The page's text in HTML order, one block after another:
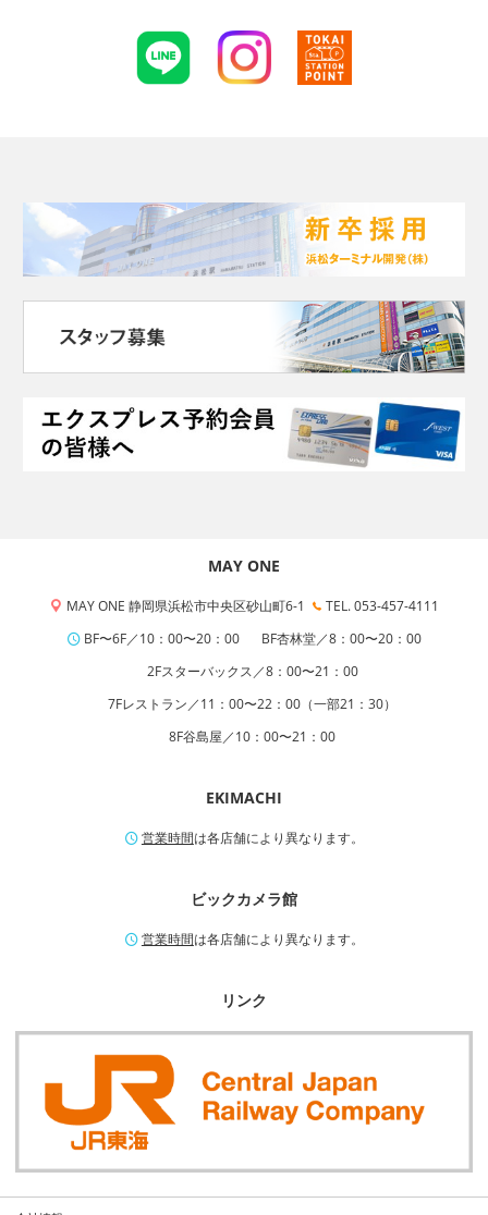
MAY ONE
MAY ONE 静岡県浜松市中央区砂山町6-1
TEL. 053-457-4111
BF〜6F／10：00〜20：00
BF杏林堂／8：00〜20：00
2Fスターバックス／8：00〜21：00
7Fレストラン／11：00〜22：00（一部21：30）
8F谷島屋／10：00〜21：00
EKIMACHI
営業時間は各店舗により異なります。
ビックカメラ館
営業時間は各店舗により異なります。
リンク